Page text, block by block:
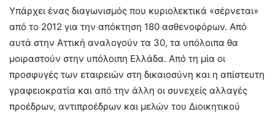
Υπάρχει ένας διαγωνισμός που κυριολεκτικά «σέρνεται»
από το 2012 για την απόκτηση 180 ασθενοφόρων. Από
αυτά στην Αττική αναλογούν τα 30, τα υπόλοιπα θα
μοιραστούν στην υπόλοιπη Ελλάδα. Από τη μία οι
προσφυγές των εταιρειών στη δικαιοσύνη και η απίστευτη
γραφειοκρατία και από την άλλη οι συνεχείς αλλαγές
προέδρων, αντιπροέδρων και μελών του Διοικητικού